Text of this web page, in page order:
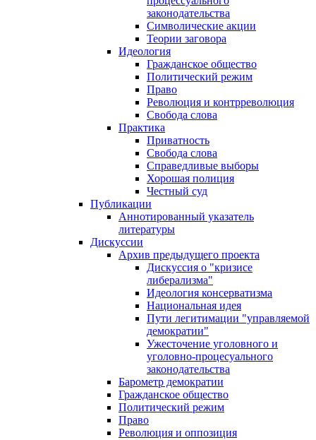
законодательства
Символические акции
Теории заговора
Идеология
Гражданское общество
Политический режим
Право
Революция и контрреволюция
Свобода слова
Практика
Приватность
Свобода слова
Справедливые выборы
Хорошая полиция
Честный суд
Публикации
Аннотированный указатель
литературы
Дискуссии
Архив предыдущего проекта
Дискуссия о "кризисе
либерализма"
Идеология консерватизма
Национальная идея
Пути легитимации "управляемой
демократии"
Ужесточение уголовного и
уголовно-процесуального
законодательства
Барометр демократии
Гражданское общество
Политический режим
Право
Революция и оппозиция